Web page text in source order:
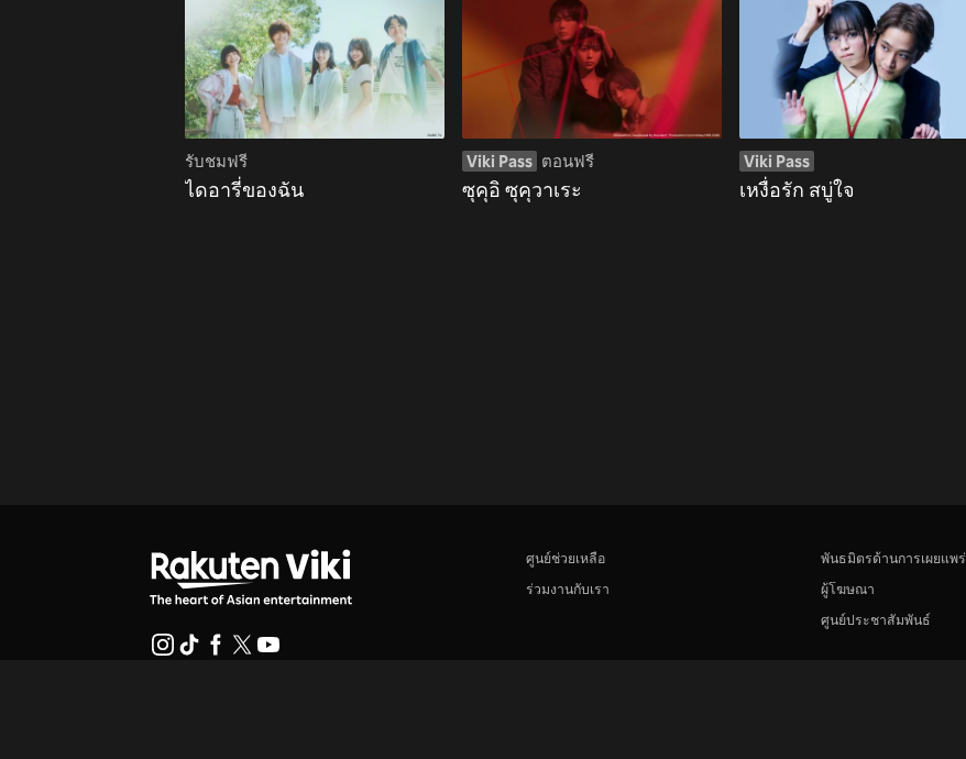
รับชมฟรี
ไดอารี่ของฉัน
Viki Pass ตอนฟรี
ซุคุอิ ซุคุวาเระ
Viki Pass
เหงื่อรัก สบู่ใจ
ศูนย์ช่วยเหลือ
ร่วมงานกับเรา
พันธมิตรด้านการเผยแพร่
ผู้โฆษณา
ศูนย์ประชาสัมพันธ์